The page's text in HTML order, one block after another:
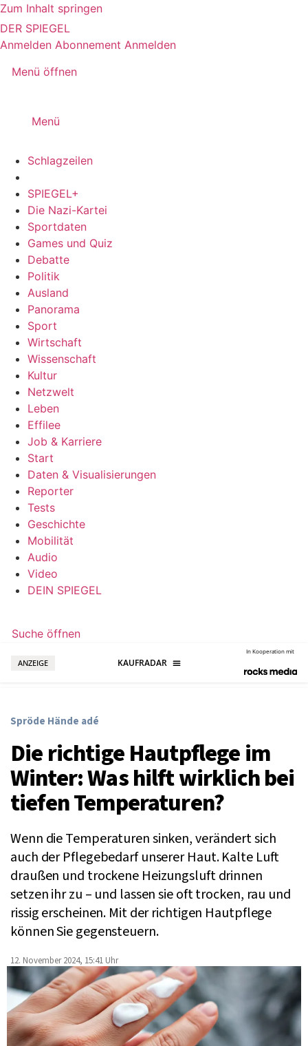
Zum Inhalt springen
DER SPIEGEL
Anmelden Abonnement Anmelden
Menü öffnen
Menü
Schlagzeilen
SPIEGEL+
Die Nazi-Kartei
Sportdaten
Games und Quiz
Debatte
Politik
Ausland
Panorama
Sport
Wirtschaft
Wissenschaft
Kultur
Netzwelt
Leben
Effilee
Job & Karriere
Start
Daten & Visualisierungen
Reporter
Tests
Geschichte
Mobilität
Audio
Video
DEIN SPIEGEL
Suche öffnen
ANZEIGE
In Kooperation mit
Spröde Hände adé
Die richtige Hautpflege im
Winter: Was hilft wirklich bei
tiefen Temperaturen?
Wenn die Temperaturen sinken, verändert sich
auch der Pflegebedarf unserer Haut. Kalte Luft
draußen und trockene Heizungsluft drinnen
setzen ihr zu – und lassen sie oft trocken, rau und
rissig erscheinen. Mit der richtigen Hautpflege
können Sie gegensteuern.
12. November 2024, 15:41 Uhr